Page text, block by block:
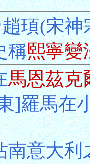
頊(宋神
稱熙寧變
馬恩茲克
]羅馬在
南意大